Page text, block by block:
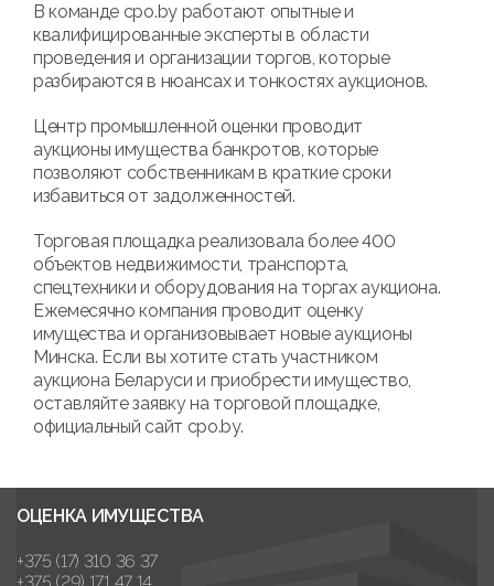
В команде cpo.by работают опытные и
квалифицированные эксперты в области
проведения и организации торгов, которые
разбираются в нюансах и тонкостях аукционов.
Центр промышленной оценки проводит
аукционы имущества банкротов, которые
позволяют собственникам в краткие сроки
избавиться от задолженностей.
Торговая площадка реализовала более 400
объектов недвижимости, транспорта,
спецтехники и оборудования на торгах аукциона.
Ежемесячно компания проводит оценку
имущества и организовывает новые аукционы
Минска. Если вы хотите стать участником
аукциона Беларуси и приобрести имущество,
оставляйте заявку на торговой площадке,
официальный сайт cpo.by.
ОЦЕНКА ИМУЩЕСТВА
+375 (17) 310 36 37